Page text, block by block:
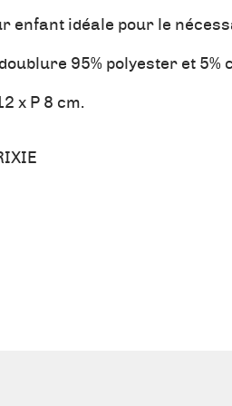
enfant idéale pour le
95% polyester et 5%
x P 8 cm.